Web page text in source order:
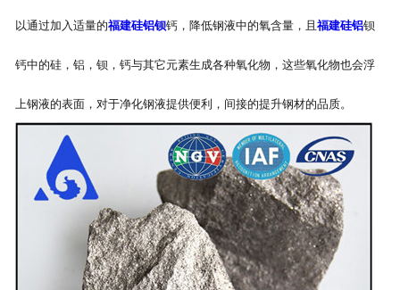
以通过加入适量的福建硅铝钡钙，降低钢液中的氧含量，且 福建硅铝钡
钙中的硅，铝，钡，钙与其它元素生成各种氧化物，这些氧化物也会浮
上钢液的表面，对于净化钢液提供便利，间接的提升钢材的品质。